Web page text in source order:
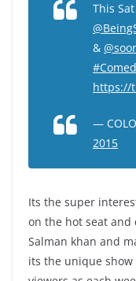
This
&
https://
—
2015
Its the super
on the hot seat
Salman khan and
its the unique